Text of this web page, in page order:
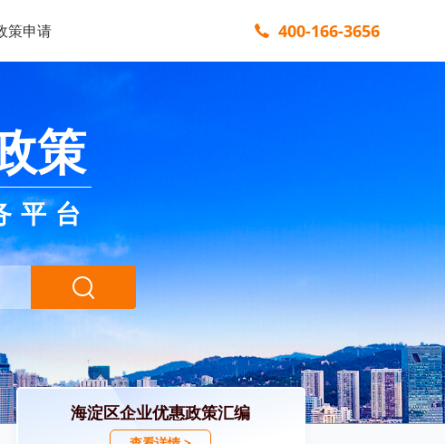
策申请 400-166-3656
策
平台
海淀区企业优惠政策汇编